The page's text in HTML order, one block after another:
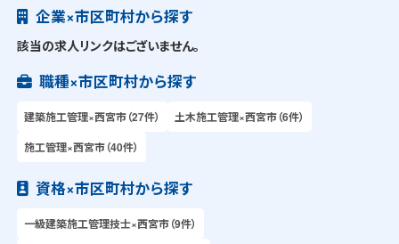
企業×市区町村から探す
該当の求人リンクはございません。
職種×市区町村から探す
建築施工管理×西宮市（27件）
土木施工管理×西宮市（6件）
施工管理×西宮市（40件）
資格×市区町村から探す
一級建築施工管理技士×西宮市（9件）